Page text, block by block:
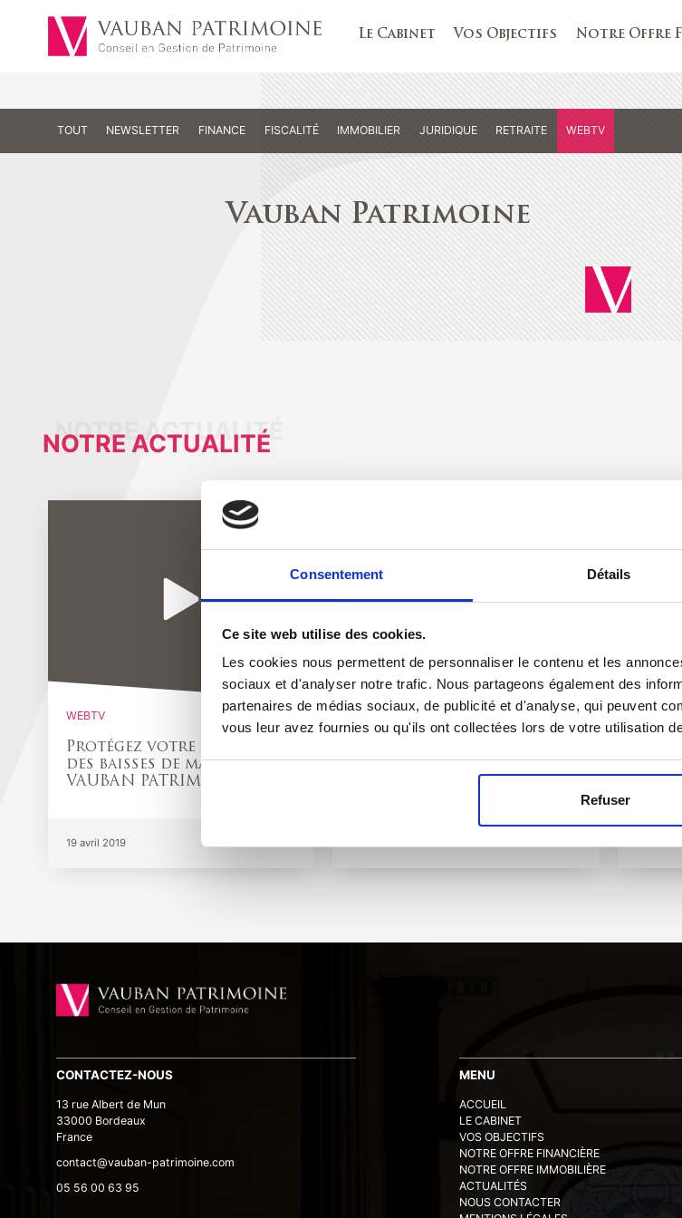
Consentement Détails
Ce site web utilise des cookies.
Les cookies nous permettent de personnaliser le contenu et les
sociaux et d'analyser notre trafic. Nous partageons également des
partenaires de médias sociaux, de publicité et d'analyse, qui peuvent
vous leur avez fournies ou qu'ils ont collectées lors de votre utilisation
Refuser
Le Cabinet Vos Objectifs Notre Offre
TOUT NEWSLETTER FINANCE FISCALITÉ IMMOBILIER JURIDIQUE RETRAITE WEBTV
Vauban Patrimoine
NOTRE ACTUALITÉ
WEBTV
Protégez votre épargne
des baisses de marché avec
VAUBAN PATRIMOINE
19 avril 2019
WEBTV
Transférez votre PEP avec
VAUBAN PATRIMOINE
WEBTV
votre
CONTACTEZ-NOUS
13 rue Albert de Mun
33000 Bordeaux
France
contact@vauban-patrimoine.com
05 56 00 63 95
MENU
ACCUEIL
LE CABINET
VOS OBJECTIFS
NOTRE OFFRE FINANCIÈRE
NOTRE OFFRE IMMOBILIÈRE
ACTUALITÉS
NOUS CONTACTER